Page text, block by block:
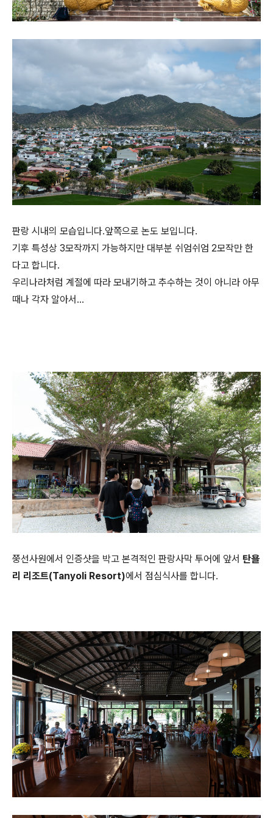
판랑 시내의 모습입니다.앞쪽으로 논도 보입니다.
기후 특성상 3모작까지 가능하지만 대부분 쉬엄쉬엄 2모작만 한
다고 합니다.
우리나라처럼 계절에 따라 모내기하고 추수하는 것이 아니라 아무
때나 각자 알아서...
쭝선사원에서 인증샷을 박고 본격적인 판랑사막 투어에 앞서 탄욜
리 리조트(Tanyoli Resort)에서 점심식사를 합니다.